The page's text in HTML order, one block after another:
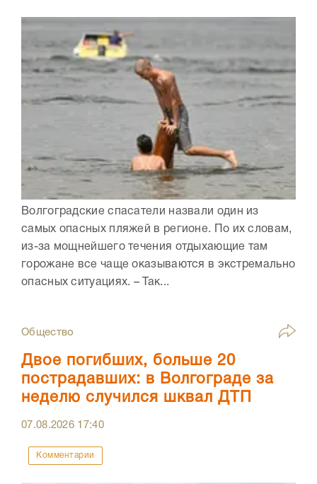
Волгоградские спасатели назвали один из
самых опасных пляжей в регионе. По их словам,
из-за мощнейшего течения отдыхающие там
горожане все чаще оказываются в экстремально
опасных ситуациях. – Так...
Общество
Двое погибших, больше 20
пострадавших: в Волгограде за
неделю случился шквал ДТП
07.08.2026 17:40
Комментарии